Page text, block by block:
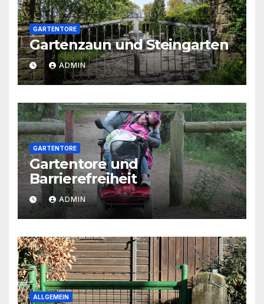
GARTENTORE
Gartenzaun und Steingarten
ADMIN
GARTENTORE
Gartentore und
Barrierefreiheit
ADMIN
ALLGEMEIN